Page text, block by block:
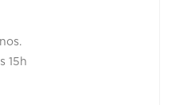
15h